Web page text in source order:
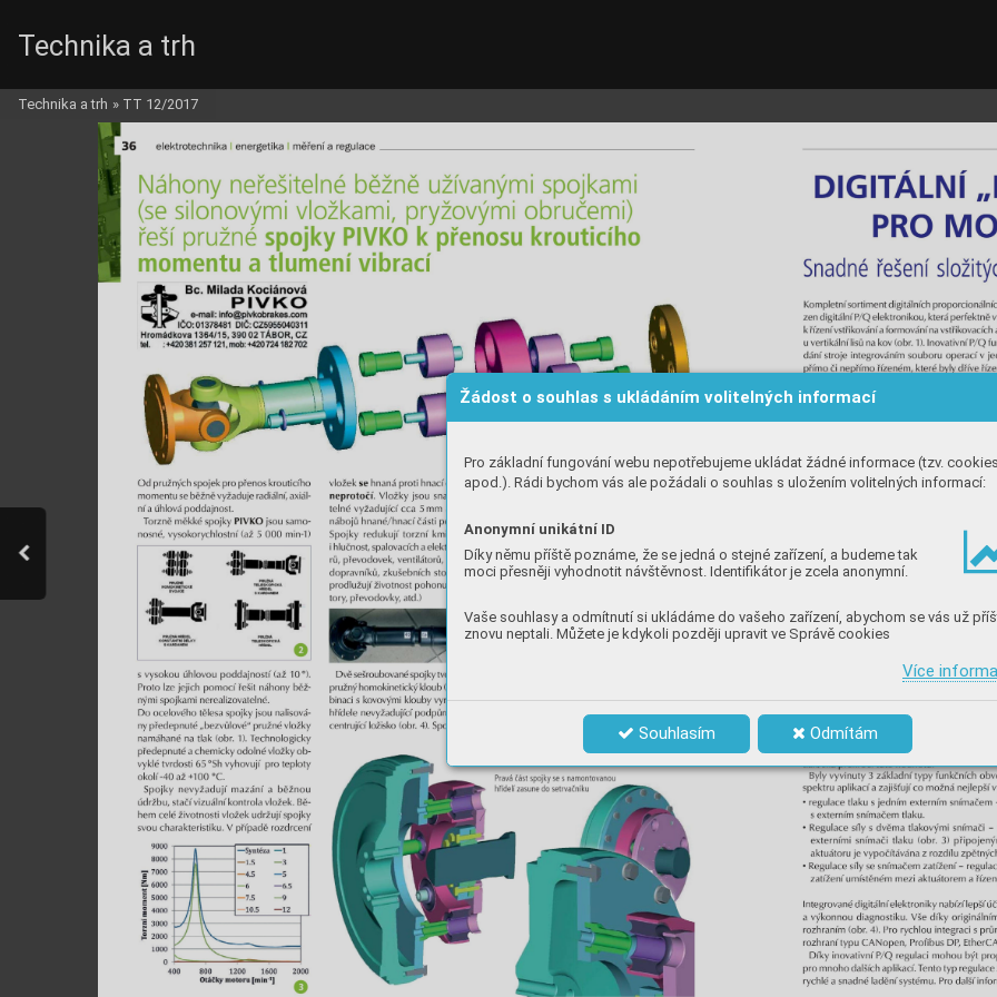
Žádost o souhlas s ukládáním volitelných informací
Pro základní fungování webu nepotřebujeme ukládat žádné informace (tzv.
apod.). Rádi bychom vás ale požádali o souhlas s uložením volitelných informací:
Anonymní unikátní ID
Díky němu příště poznáme, že se jedná o stejné zařízení, a budeme tak
moci přesněji vyhodnotit návštěvnost. Identifikátor je zcela anonymní.
Vaše souhlasy a odmítnutí si ukládáme do vašeho zařízení, abychom se vás už
znovu neptali. Můžete je kdykoli později upravit ve Správě cookies
Více
Souhlasím Odmítám
Technika a trh
Technika a trh » TT 12/2017